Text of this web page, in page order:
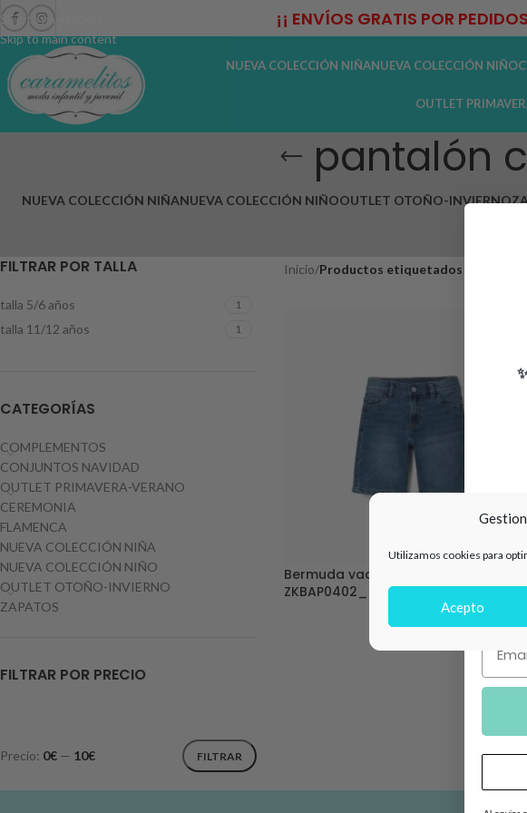
Utilizamos cookies para
Acepto
Skip to navigation
Skip to main content
¡¡ ENVÍOS GRATIS POR
NUEVA COLECCIÓN NIÑANUEVA COLECCIÓN NIÑO
OUTLET
pantalón
NUEVA COLECCIÓN NIÑANUEVA COLECCIÓN NIÑOOUTLET OTOÑO-INVIERNO
FILTRAR POR TALLA
talla 5/6 años 1
talla 11/12 años 1
CATEGORÍAS
COMPLEMENTOS
CONJUNTOS NAVIDAD
OUTLET PRIMAVERA-VERANO
CEREMONIA
FLAMENCA
NUEVA COLECCIÓN NIÑA
NUEVA COLECCIÓN NIÑO
OUTLET OTOÑO-INVIERNO
ZAPATOS
FILTRAR POR PRECIO
FILTRAR
Precio: 0€ — 10€
Inicio/Productos etiquetados “pantalón
Bermuda vaquera niño denim
ZKBAP0402_26025
de